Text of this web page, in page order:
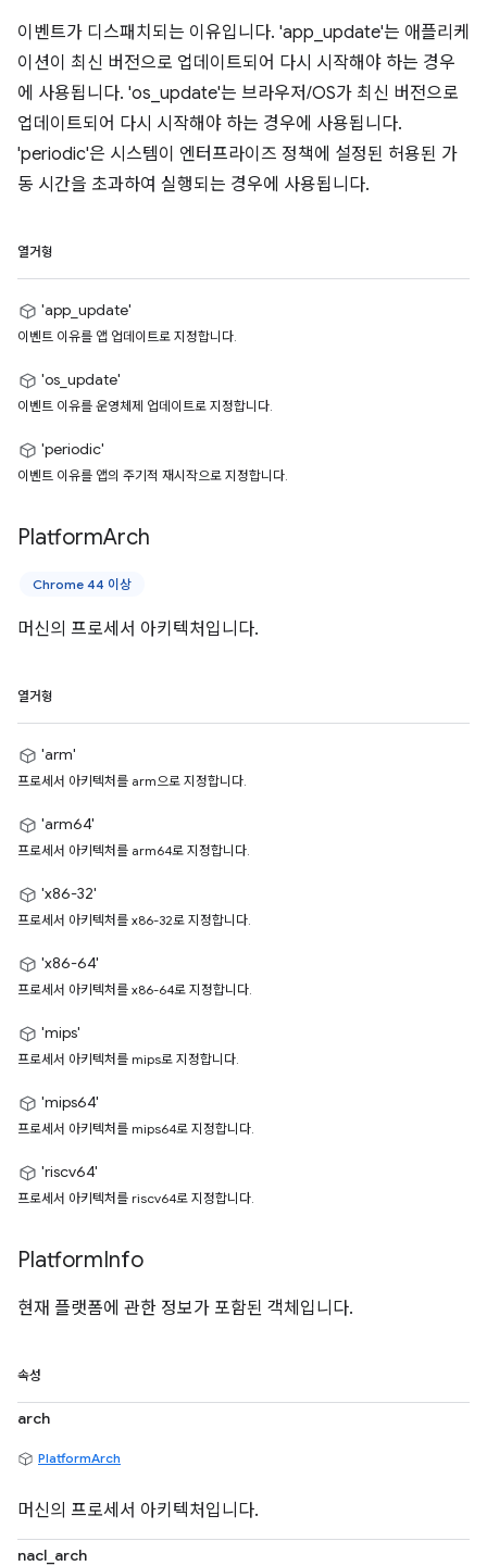
이벤트가 디스패치되는 이유입니다. 'app_update'는 애플리케
이션이 최신 버전으로 업데이트되어 다시 시작해야 하는 경우
에 사용됩니다. 'os_update'는 브라우저/OS가 최신 버전으로
업데이트되어 다시 시작해야 하는 경우에 사용됩니다.
'periodic'은 시스템이 엔터프라이즈 정책에 설정된 허용된 가
동 시간을 초과하여 실행되는 경우에 사용됩니다.
열거형
'app_update'
이벤트 이유를 앱 업데이트로 지정합니다.
'os_update'
이벤트 이유를 운영체제 업데이트로 지정합니다.
'periodic'
이벤트 이유를 앱의 주기적 재시작으로 지정합니다.
PlatformArch
Chrome 44 이상
머신의 프로세서 아키텍처입니다.
열거형
'arm'
프로세서 아키텍처를 arm으로 지정합니다.
'arm64'
프로세서 아키텍처를 arm64로 지정합니다.
'x86-32'
프로세서 아키텍처를 x86-32로 지정합니다.
'x86-64'
프로세서 아키텍처를 x86-64로 지정합니다.
'mips'
프로세서 아키텍처를 mips로 지정합니다.
'mips64'
프로세서 아키텍처를 mips64로 지정합니다.
'riscv64'
프로세서 아키텍처를 riscv64로 지정합니다.
PlatformInfo
현재 플랫폼에 관한 정보가 포함된 객체입니다.
속성
arch
PlatformArch
머신의 프로세서 아키텍처입니다.
nacl_arch